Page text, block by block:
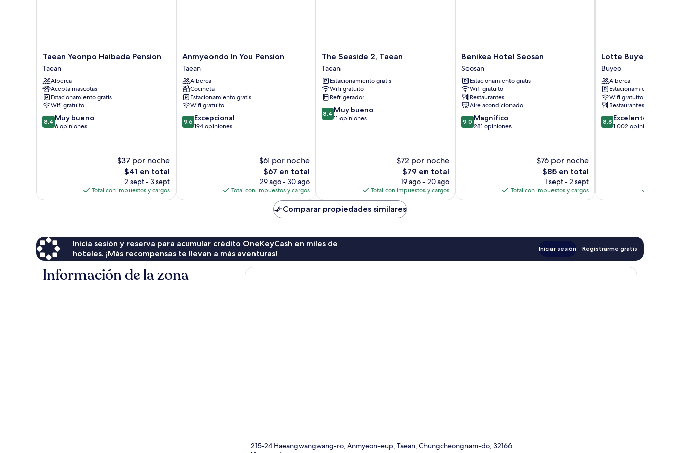
Taean
Yeonpo
Haibada
Pension
Taean
Taean Yeonpo Haibada Pension
Taean
Alberca
Acepta mascotas
Estacionamiento gratis
Wifi gratuito
8.4
de
8.4 Muy bueno
6 opiniones
$37 por noche
El
precio
actual
es
$41 en total
2 sept - 3 sept
Total con impuestos y cargos
Anmyeondo
In
You
Pension
Taean
Anmyeondo In You Pension
Taean
Alberca
Cocineta
Estacionamiento gratis
Wifi gratuito
9.6
de
9.6 Excepcional
194 opiniones
$61 por noche
El
precio
actual
es
$67 en total
29 ago - 30 ago
Total con impuestos y cargos
The
Seaside
2,
Taean
Taean
The Seaside 2, Taean
Taean
Estacionamiento gratis
Wifi gratuito
Refrigerador
8.4
de
8.4 Muy bueno
11 opiniones
$72 por noche
El
precio
actual
es
de
$79
$79 en total
19 ago - 20 ago
Total con impuestos y cargos
Benikea
Hotel
Seosan
Seosan
Benikea Hotel Seosan
Seosan
Estacionamiento gratis
Wifi gratuito
Restaurantes
Aire acondicionado
9.0
de
9.0 Magnífico
281 opiniones
$76 por noche
El
precio
actual
es
$85 en total
1 sept - 2 sept
Total con impuestos y cargos
Lotte
Buyeo
Resort
Buyeo
Lotte Buyeo Resort
Buyeo
Alberca
Estacionamiento gratis
Wifi gratuito
Restaurantes
8.8
de
8.8 Excelente
1,002 opiniones
Comparar propiedades similares
Inicia sesión y reserva para acumular crédito OneKeyCash en miles de
hoteles. ¡Más recompensas te llevan a más aventuras!
Iniciar sesión Registrarme gratis
Información de la zona
215-24 Haeangwangwang-ro, Anmyeon-eup, Taean, Chungcheongnam-do, 32166